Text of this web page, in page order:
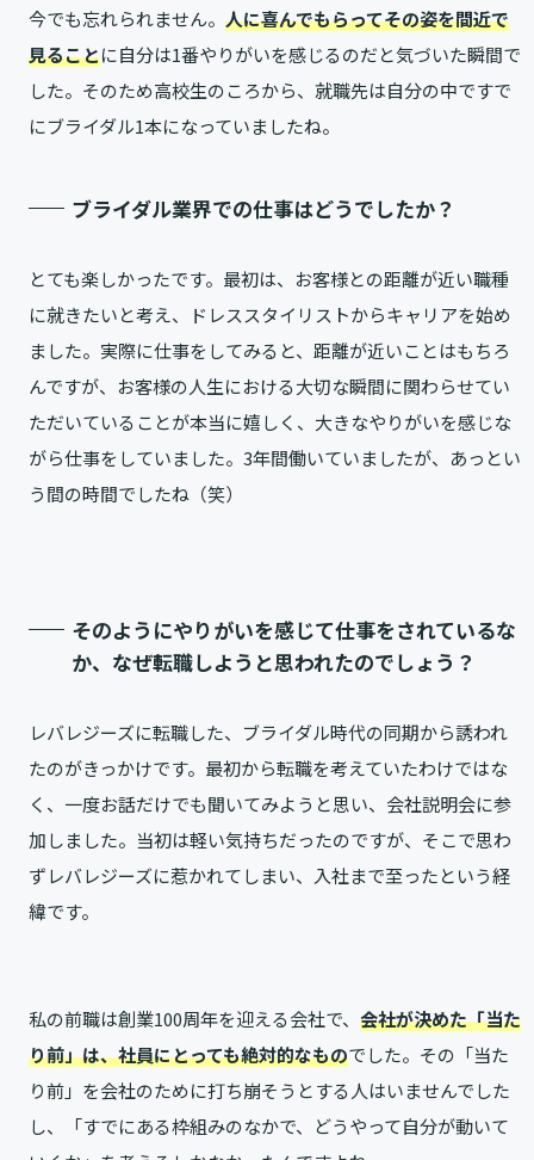
今でも忘れられません。 人に喜んでもらってその姿を間近で
見ることに自分は1番やりがいを感じるのだと気づいた瞬間で
した。そのため高校生のころから、就職先は自分の中ですで
にブライダル1本になっていましたね。
ブライダル業界での仕事はどうでしたか？
とても楽しかったです。最初は、お客様との距離が近い職種
に就きたいと考え、ドレススタイリストからキャリアを始め
ました。実際に仕事をしてみると、距離が近いことはもちろ
んですが、お客様の人生における大切な瞬間に関わらせてい
ただいていることが本当に嬉しく、大きなやりがいを感じな
がら仕事をしていました。3年間働いていましたが、あっとい
う間の時間でしたね（笑）
そのようにやりがいを感じて仕事をされているな
か、なぜ転職しようと思われたのでしょう？
レバレジーズに転職した、ブライダル時代の同期から誘われ
たのがきっかけです。最初から転職を考えていたわけではな
く、一度お話だけでも聞いてみようと思い、会社説明会に参
加しました。当初は軽い気持ちだったのですが、そこで思わ
ずレバレジーズに惹かれてしまい、入社まで至ったという経
緯です。
私の前職は創業100周年を迎える会社で、 会社が決めた「当た
り前」は、社員にとっても絶対的なものでした。その「当た
り前」を会社のために打ち崩そうとする人はいませんでした
し、「すでにある枠組みのなかで、どうやって自分が動いて